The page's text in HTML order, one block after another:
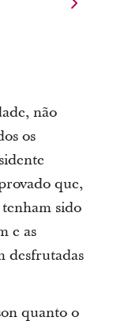
não
os
que,
sido
e as
desfrutadas
quanto o